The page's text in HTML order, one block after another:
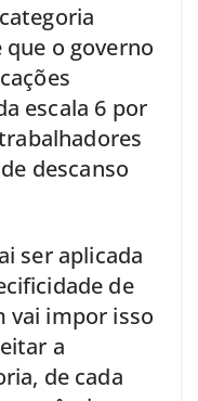
que o governo
escala 6 por
descanso
ser aplicada
de
vai impor isso
a
de cada